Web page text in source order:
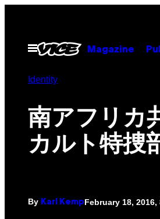
contentOpen
Menu
Magazine
Identity
南アフリカ
カルト特捜
By Karl KempFebruary 18, 2016,